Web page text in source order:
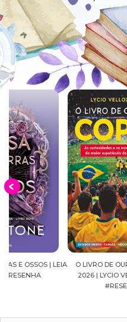
O LIVRO DE OURO DAS COPAS
2026 | LYCIO VELLOZO RIBAS